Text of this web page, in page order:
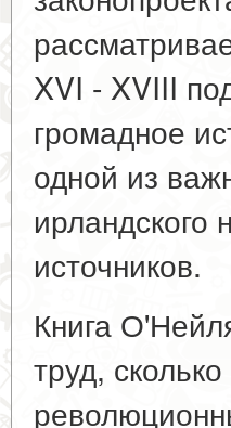
XVI - XVIII
громадное
одной из
ирландского
источников.
Книга
труд,